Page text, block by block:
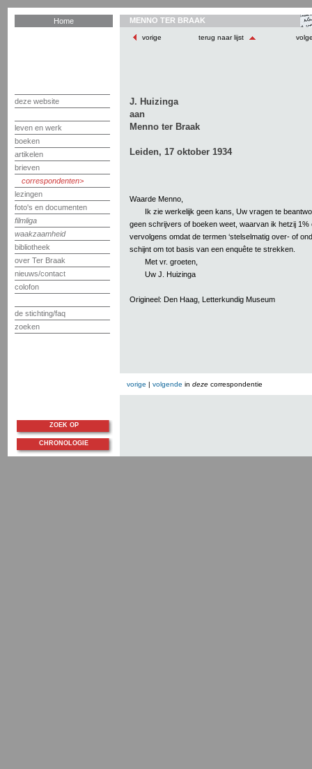
Home
deze website
leven en werk
boeken
artikelen
brieven
correspondenten
lezingen
foto's en documenten
filmliga
waakzaamheid
bibliotheek
over Ter Braak
nieuws/contact
colofon
de stichting/faq
zoeken
MENNO TER BRAAK
vorige terug naar lijst
J. Huizinga
aan
Menno ter Braak
Leiden, 17 oktober 1934
Waarde Menno,
Ik zie werkelijk geen kans, Uw vragen te
geen schrijvers of boeken weet, waarvan ik hetzij 1%
vervolgens omdat de termen ‘stelselmatig over- of
schijnt om tot basis van een enquête te strekken.
Met vr. groeten,
Uw J. Huizinga
Origineel: Den Haag, Letterkundig Museum
vorige | volgende in deze correspondentie
ZOEK OP
CHRONOLOGIE